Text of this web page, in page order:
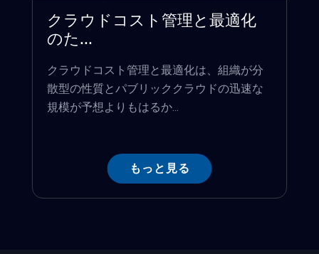
クラウドコスト管理と最適化
のた...
クラウドコスト管理と最適化は、組織が分
散型の性質とパブリッククラウドの迅速な
規模が予想よりもはるか...
もっと見る